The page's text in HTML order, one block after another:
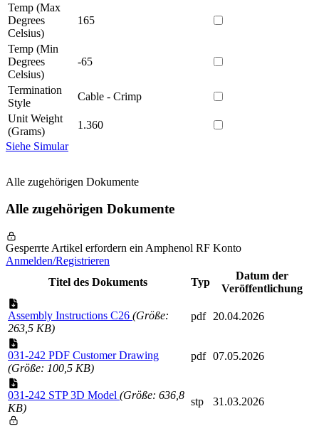
Temp (Max
Degrees
Celsius)
165
Temp (Min
Degrees
Celsius)
-65
Termination
Style
Cable - Crimp
Unit Weight
(Grams)
1.360
Siehe Simular
Alle zugehörigen Dokumente
Alle zugehörigen Dokumente
Gesperrte Artikel erfordern ein Amphenol RF Konto
Anmelden/Registrieren
Titel des Dokuments
Typ
Datum der
Veröffentlichung
Assembly Instructions C26 (Größe:
263,5 KB)
pdf 20.04.2026
031-242 PDF Customer Drawing
(Größe: 100,5 KB)
pdf 07.05.2026
031-242 STP 3D Model (Größe: 636,8
KB)
stp 31.03.2026